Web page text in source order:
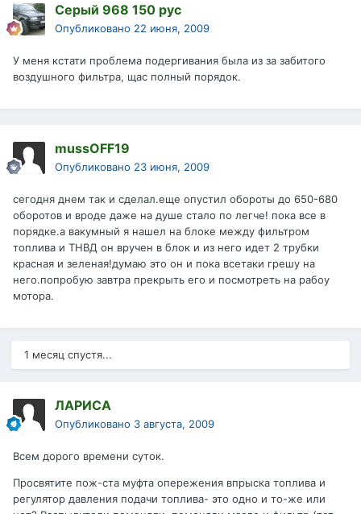
Серый 968 150 рус
Опубликовано 22 июня, 2009
У меня кстати проблема подергивания была из за забитого
воздушного фильтра, щас полный порядок.
mussOFF19
Опубликовано 23 июня, 2009
сегодня днем так и сделал.еще опустил обороты до 650-680
оборотов и вроде даже на душе стало по легче! пока все в
порядке.а вакумный я нашел на блоке между фильтром
топлива и ТНВД он вручен в блок и из него идет 2 трубки
красная и зеленая!думаю это он и пока всетаки грешу на
него.попробую завтра прекрыть его и посмотреть на рабоу
мотора.
1 месяц спустя...
ЛАРИСА
Опубликовано 3 августа, 2009
Всем дорого времени суток.
Просвятите пож-ста муфта опережения впрыска топлива и
регулятор давления подачи топлива- это одно и то-же или